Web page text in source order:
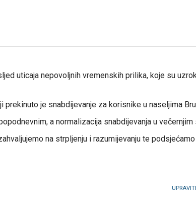
uticaja nepovoljnih vremenskih prilika, koje su
prekinuto je snabdijevanje za korisnike u naseljima
a normalizacija snabdijevanja u večernjim
na strpljenju i razumijevanju te